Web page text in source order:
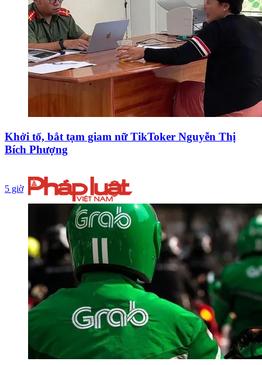
Khởi tố, bắt tạm giam nữ TikToker Nguyễn Thị
Bích Phượng
5 giờ